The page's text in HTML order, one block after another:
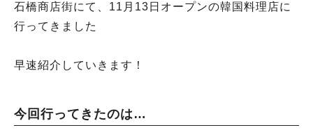
石橋商店街にて、11月13日オープンの韓国料理店に
行ってきました
早速紹介していきます！
今回行ってきたのは…